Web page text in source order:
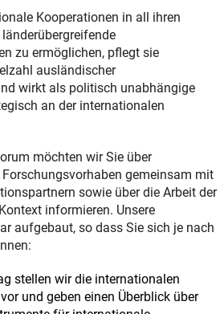
Kooperationen in all ihren
zu ermöglichen, pflegt sie
ausländischer
wirkt als politisch unabhängige
an der internationalen
möchten wir Sie über
gemeinsam mit
sowie über die Arbeit der
informieren. Unsere
aufgebaut, so dass Sie sich je nach
stellen wir die internationalen
und geben einen Überblick über